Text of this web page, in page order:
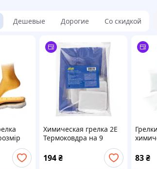
Дешевые Дорогие Со скидкой
Химическая грелка 2E
Термоковдра на 9
зігрівальних панелей
(120х85 см), до 12 год
(2E-HB9HP)
194₴ 83 ₴